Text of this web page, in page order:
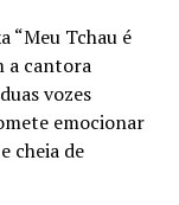
“Meu Tchau é
a cantora
vozes
emocionar
cheia de